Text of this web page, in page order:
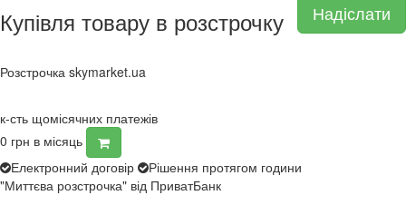
Надіслати
Купівля товару в розстрочку
Розстрочка skymarket.ua
к-сть щомісячних платежів
0 грн в місяць
Електронний договір
Рішення протягом години
"Миттєва розстрочка" від ПриватБанк